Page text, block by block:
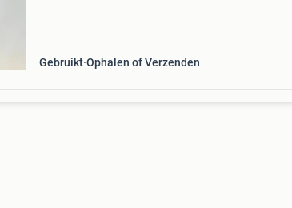
Gebruikt Ophalen of Verzenden